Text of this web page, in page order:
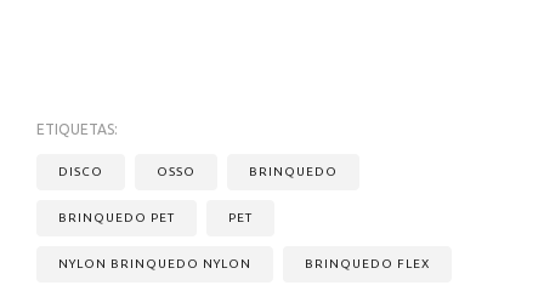
ETIQUETAS:
DISCO OSSO BRINQUEDO
BRINQUEDO PET PET
NYLON BRINQUEDO NYLON BRINQUEDO FLEX